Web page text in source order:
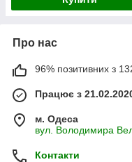
Про нас
96% позитивних з 132
Працює з
м. Одеса
вул. Володимира
Контакти